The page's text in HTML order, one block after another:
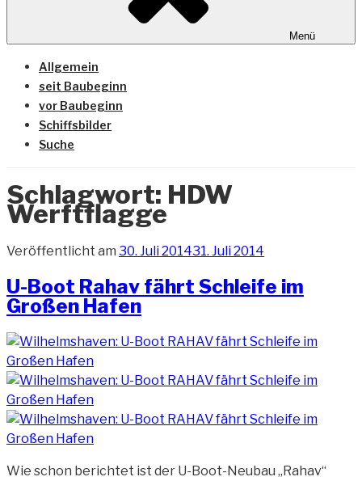
Menü
Allgemein
seit Baubeginn
vor Baubeginn
Schiffsbilder
Suche
Schlagwort: HDW
Werftflagge
Veröffentlicht am 30. Juli 201431. Juli 2014
U-Boot Rahav fährt Schleife im
Großen Hafen
Wie schon berichtet ist der U-Boot-Neubau „Rahav“